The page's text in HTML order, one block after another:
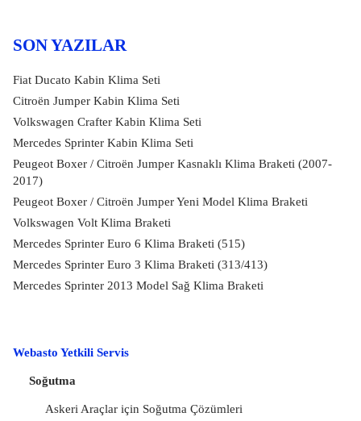
SON YAZILAR
Fiat Ducato Kabin Klima Seti
Citroën Jumper Kabin Klima Seti
Volkswagen Crafter Kabin Klima Seti
Mercedes Sprinter Kabin Klima Seti
Peugeot Boxer / Citroën Jumper Kasnaklı Klima Braketi (2007-
2017)
Peugeot Boxer / Citroën Jumper Yeni Model Klima Braketi
Volkswagen Volt Klima Braketi
Mercedes Sprinter Euro 6 Klima Braketi (515)
Mercedes Sprinter Euro 3 Klima Braketi (313/413)
Mercedes Sprinter 2013 Model Sağ Klima Braketi
Webasto Yetkili Servis
Soğutma
Askeri Araçlar için Soğutma Çözümleri